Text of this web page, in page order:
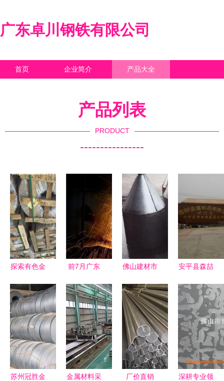
广东卓川钢铁有限公司
首页 企业简介 产品大全
产品列表
PRODUCT
----------------
探索有色金
规格、价格
与优质供应
商全解析
前7月广东
加值超2万
亿元 高品
质特种钢铁
材料销售强
劲支撑产业
升级
佛山建材市
高品质不锈
钢金属制品
与特种钢铁
材料
安平县森喆
系方式解析
魏泽鹏与金
属制品销售
服务
苏州冠胜金
金属材料采
厂价直销
深耕专业领